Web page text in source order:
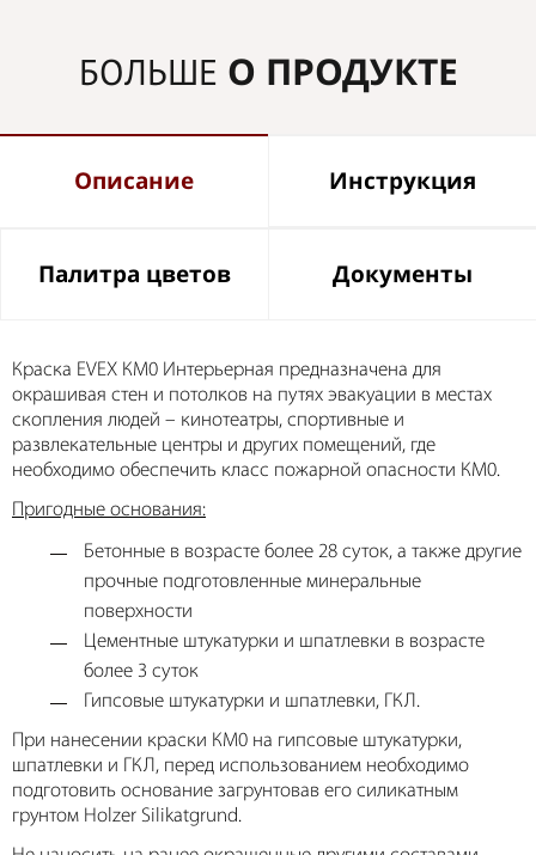
БОЛЬШЕ О ПРОДУКТЕ
Описание Инструкция
Палитра цветов Документы
Краска EVEX КМ0 Интерьерная предназначена для
окрашивая стен и потолков на путях эвакуации в местах
скопления людей – кинотеатры, спортивные и
развлекательные центры и других помещений, где
необходимо обеспечить класс пожарной опасности КМ0.
Пригодные основания:
Бетонные в возрасте более 28 суток, а также другие
прочные подготовленные минеральные
поверхности
Цементные штукатурки и шпатлевки в возрасте
более 3 суток
Гипсовые штукатурки и шпатлевки, ГКЛ.
При нанесении краски КМ0 на гипсовые штукатурки,
шпатлевки и ГКЛ, перед использованием необходимо
подготовить основание загрунтовав его силикатным
грунтом Holzer Silikatgrund.